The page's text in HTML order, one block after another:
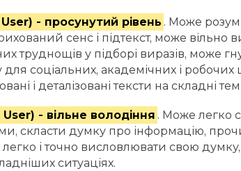
- просунутий рівень . Може
сенс і підтекст, може вільно
труднощів у підборі виразів, може
соціальних, академічних і робочих
і деталізовані тексти на складні
- вільне володіння . Може легко
скласти думку про інформацію,
і точно висловлювати свою думку,
ситуаціях.